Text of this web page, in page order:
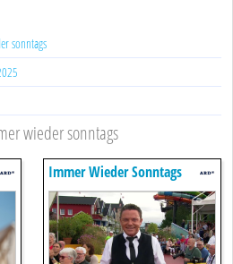
sonntags
wieder sonntags
Immer Wieder Sonntags